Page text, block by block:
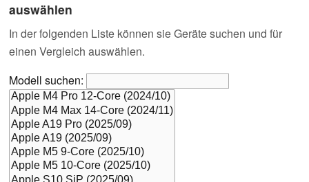
auswählen
In der folgenden Liste können sie Geräte suchen und für
einen Vergleich auswählen.
Modell suchen: